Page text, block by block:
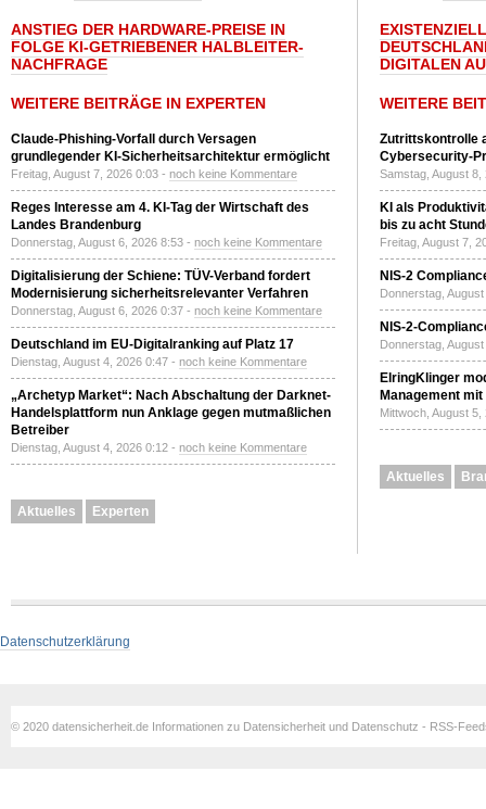
ANSTIEG DER HARDWARE-PREISE IN
FOLGE KI-GETRIEBENER HALBLEITER-
NACHFRAGE
WEITERE BEITRÄGE IN EXPERTEN
Claude-Phishing-Vorfall durch Versagen
grundlegender KI-Sicherheitsarchitektur ermöglicht
Freitag, August 7, 2026 0:03 - noch keine Kommentare
Reges Interesse am 4. KI-Tag der Wirtschaft des
Landes Brandenburg
Donnerstag, August 6, 2026 8:53 - noch keine Kommentare
Digitalisierung der Schiene: TÜV-Verband fordert
Modernisierung sicherheitsrelevanter Verfahren
Donnerstag, August 6, 2026 0:37 - noch keine Kommentare
Deutschland im EU-Digitalranking auf Platz 17
Dienstag, August 4, 2026 0:47 - noch keine Kommentare
„Archetyp Market“: Nach Abschaltung der Darknet-
Handelsplattform nun Anklage gegen mutmaßlichen
Betreiber
Dienstag, August 4, 2026 0:12 - noch keine Kommentare
Aktuelles Experten
DIGITALEN
WEITERE
Zutrittskontrolle
Cybersecurity-
Samstag, August
KI als
bis zu acht
Freitag, August 7,
NIS-2
Donnerstag,
NIS-2-
Donnerstag,
ElringKlinger
Management
Mittwoch, August
Aktuelles
Datenschutzerklärung
© 2020 datensicherheit.de Informationen zu Datensicherheit und Datenschutz - RSS-